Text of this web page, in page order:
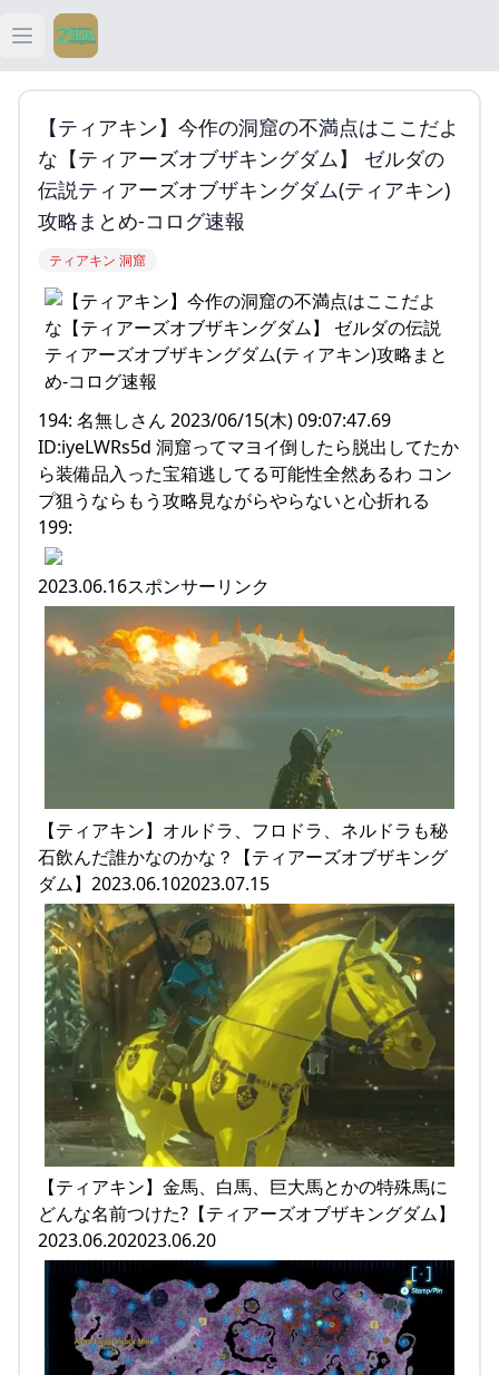
Open main menu
ティアキン
ティアキン 祠
ティアキン 武器
【ティアキン】今作の洞窟の不満点はここだよ
な【ティアーズオブザキングダム】 ゼルダの
伝説ティアーズオブザキングダム(ティアキン)
攻略まとめ-コログ速報
ティアキン 洞窟
194: 名無しさん 2023/06/15(木) 09:07:47.69
ID:iyeLWRs5d 洞窟ってマヨイ倒したら脱出してたか
ら装備品入った宝箱逃してる可能性全然あるわ コン
プ狙うならもう攻略見ながらやらないと心折れる
199:
2023.06.16スポンサーリンク
【ティアキン】オルドラ、フロドラ、ネルドラも秘
石飲んだ誰かなのかな？【ティアーズオブザキング
ダム】2023.06.102023.07.15
【ティアキン】金馬、白馬、巨大馬とかの特殊馬に
どんな名前つけた?【ティアーズオブザキングダム】
2023.06.202023.06.20